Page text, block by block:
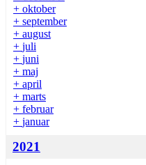
+ oktober
+ september
+ august
+ juli
+ juni
+ maj
+ april
+ marts
+ februar
+ januar
2021